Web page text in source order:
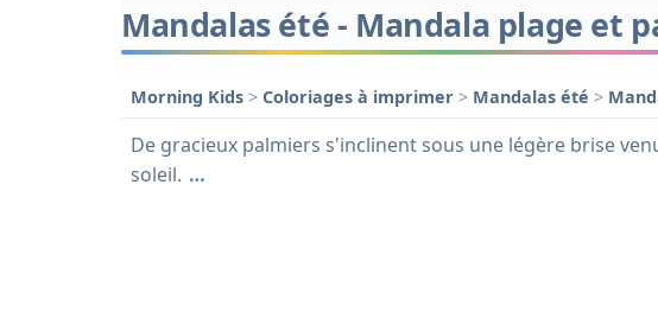
Mandalas été - Mandala plage et
Morning Kids > Coloriages à imprimer > Mandalas été >
De gracieux palmiers s'inclinent sous une légère brise
soleil. …